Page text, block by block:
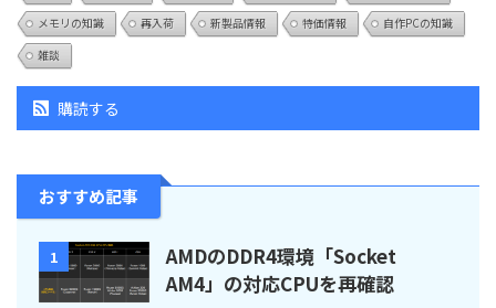
メモリの知識
再入荷 新製品情報 特価情報
自作PCの知識
雑談
購読する
おすすめ記事
1
AMDのDDR4環境「Socket
AM4」の対応CPUを再確認